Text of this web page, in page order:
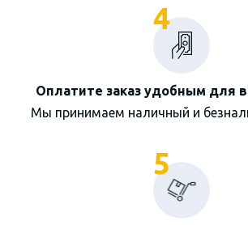
4
Оплатите заказ удобным для
Мы принимаем наличный и
5